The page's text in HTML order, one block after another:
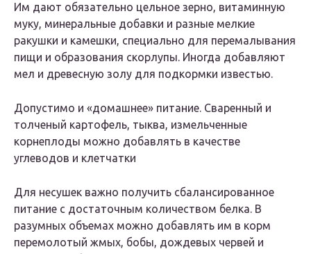
Им дают обязательно цельное зерно, витаминную
муку, минеральные добавки и разные мелкие
ракушки и камешки, специально для перемалывания
пищи и образования скорлупы. Иногда добавляют
мел и древесную золу для подкормки известью.
Допустимо и «домашнее» питание. Сваренный и
толченый картофель, тыква, измельченные
корнеплоды можно добавлять в качестве
углеводов и клетчатки
Для несушек важно получить сбалансированное
питание с достаточным количеством белка. В
разумных объемах можно добавлять им в корм
перемолотый жмых, бобы, дождевых червей и